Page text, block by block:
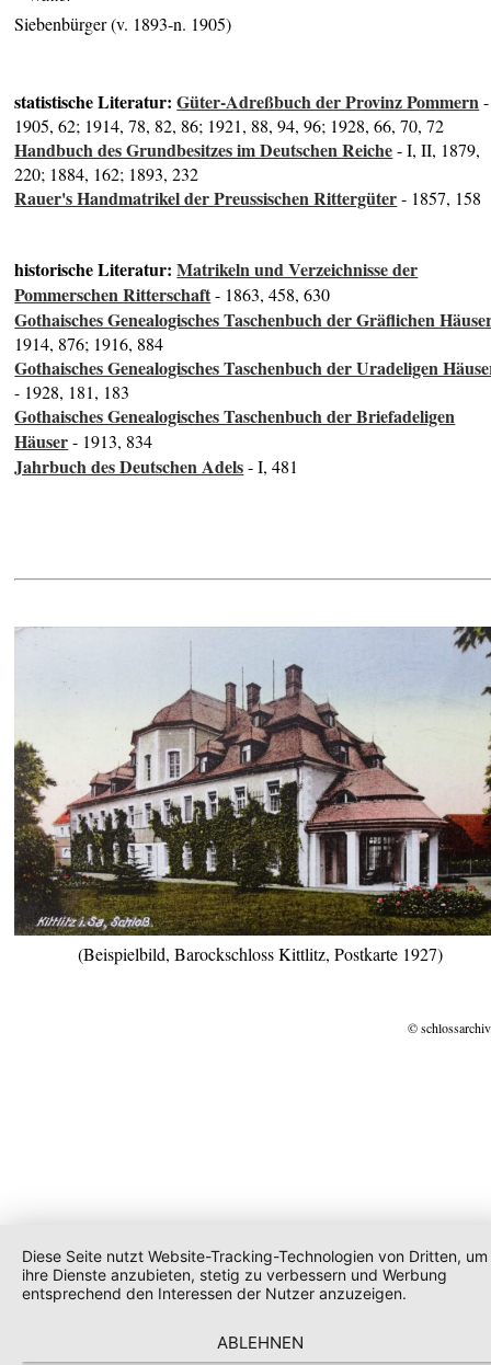
Siebenbürger (v. 1893-n. 1905)
statistische Literatur:Güter-Adreßbuch der Provinz Pommern-
1905, 62; 1914, 78, 82, 86; 1921, 88, 94, 96; 1928, 66, 70, 72
Handbuch des Grundbesitzes im Deutschen Reiche- I, II, 1879,
220; 1884, 162; 1893, 232
Rauer's Handmatrikel der Preussischen Rittergüter- 1857, 158
historische Literatur:Matrikeln und Verzeichnisse der
Pommerschen Ritterschaft- 1863, 458, 630
Gothaisches Genealogisches Taschenbuch der Gräflichen
1914, 876; 1916, 884
Gothaisches Genealogisches Taschenbuch der Uradeligen
- 1928, 181, 183
Gothaisches Genealogisches Taschenbuch der Briefadeligen
Häuser- 1913, 834
Jahrbuch des Deutschen Adels- I, 481
(Beispielbild, Barockschloss Kittlitz, Postkarte 1927)
©
Diese Seite nutzt Website-Tracking-Technologien von Dritten, um
ihre Dienste anzubieten, stetig zu verbessern und Werbung
entsprechend den Interessen der Nutzer anzuzeigen.
ABLEHNEN